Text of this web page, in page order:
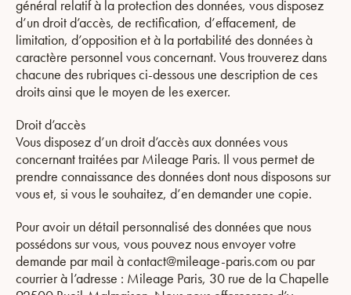
général relatif à la protection des données, vous disposez
d’un droit d’accès, de rectification, d’effacement, de
limitation, d’opposition et à la portabilité des données à
caractère personnel vous concernant. Vous trouverez dans
chacune des rubriques ci-dessous une description de ces
droits ainsi que le moyen de les exercer.
Droit d’accès
Vous disposez d’un droit d’accès aux données vous
concernant traitées par Mileage Paris. Il vous permet de
prendre connaissance des données dont nous disposons sur
vous et, si vous le souhaitez, d’en demander une copie.
Pour avoir un détail personnalisé des données que nous
possédons sur vous, vous pouvez nous envoyer votre
demande par mail à contact@mileage-paris.com ou par
courrier à l’adresse : Mileage Paris, 30 rue de la Chapelle